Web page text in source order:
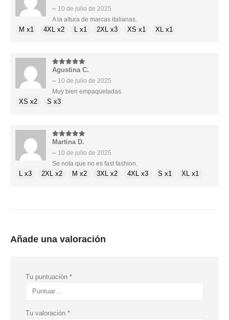
– 10 de julio de 2025
A la altura de marcas italianas.
M x1 4XL x2 L x1 2XL x3 XS x1 XL x1
5de 5
Agustina C.
– 10 de julio de 2025
Muy bien empaquetadas.
XS x2 S x3
5de 5
Martina D.
– 10 de julio de 2025
Se nota que no es fast fashion.
L x3 2XL x2 M x2 3XL x2 4XL x3 S x1 XL x1
Añade una valoración
Tu puntuación *
Tu valoración *